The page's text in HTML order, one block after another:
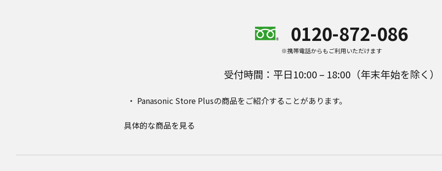
0120-872-086
※携帯電話からもご利用いただけます
受付時間：平日10:00 – 18:00（年末年始を除く）
Panasonic Store Plusの商品をご紹介することがあります。
具体的な商品を見る